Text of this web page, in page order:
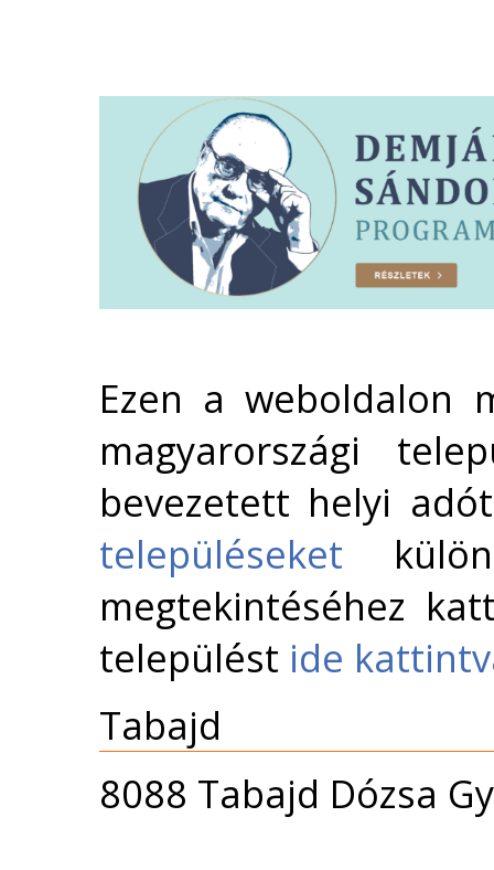
Ezen a weboldalon
magyarországi
bevezetett helyi
településeket
megtekintéséhez
települést ide
Tabajd
8088 Tabajd Dózsa